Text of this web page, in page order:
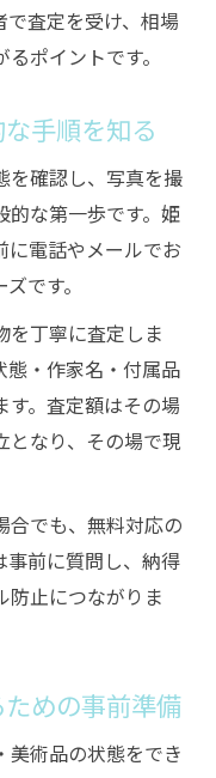
査定を受け、相場
ポイントです。
手順を知る
を確認し、写真を撮
的な第一歩です。姫
に電話やメールでお
です。
を丁寧に査定しま
態・作家名・付属品
す。査定額はその場
となり、その場で現
合でも、無料対応の
事前に質問し、納得
防止につながりま
めの事前準備
美術品の状態をでき